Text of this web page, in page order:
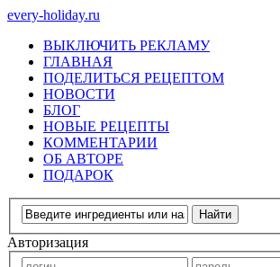
every-holiday.ru
ВЫКЛЮЧИТЬ РЕКЛАМУ
ГЛАВНАЯ
ПОДЕЛИТЬСЯ РЕЦЕПТОМ
НОВОСТИ
БЛОГ
НОВЫЕ РЕЦЕПТЫ
КОММЕНТАРИИ
ОБ АВТОРЕ
ПОДАРОК
Авторизация